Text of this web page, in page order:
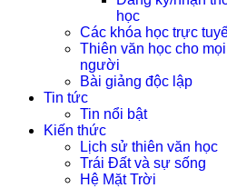
học
Các khóa học trực
Thiên văn học cho mọi
người
Bài giảng độc lập
Tin tức
Tin nổi bật
Kiến thức
Lịch sử thiên văn học
Trái Đất và sự sống
Hệ Mặt Trời